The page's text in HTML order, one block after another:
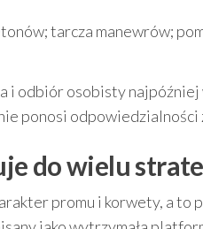
tarcza manewrów;
i odbiór osobisty
ponosi
do wielu
promu i korwety, a to